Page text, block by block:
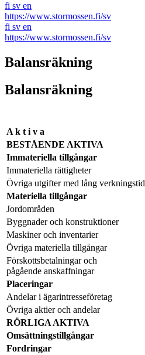
fi sv en
https://www.stormossen.fi/sv
fi sv en
https://www.stormossen.fi/sv
Balansräkning
Balansräkning
A k t i v a
BESTÅENDE AKTIVA
Immateriella tillgångar
Immateriella rättigheter
Övriga utgifter med lång verkningstid
Materiella tillgångar
Jordområden
Byggnader och konstruktioner
Maskiner och inventarier
Övriga materiella tillgångar
Förskottsbetalningar och
pågående anskaffningar
Placeringar
Andelar i ägarintresseföretag
Övriga aktier och andelar
RÖRLIGA AKTIVA
Omsättningstillgångar
Fordringar